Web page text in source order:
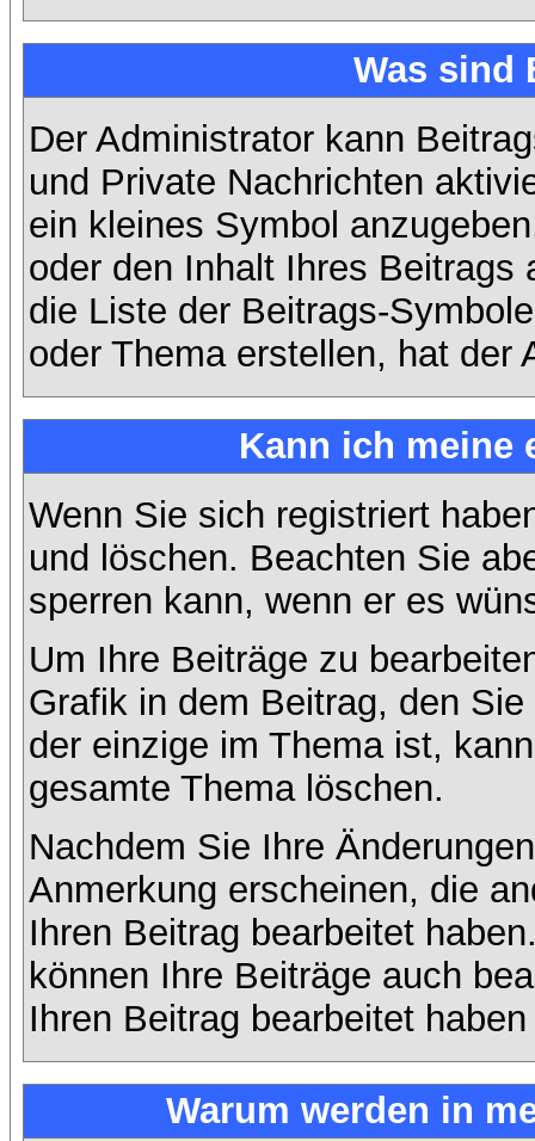
Was sind
Der Administrator kann
und Private Nachrichten
ein kleines Symbol
oder den Inhalt Ihres
die Liste der Beitrags-
oder Thema erstellen, hat der
Kann ich meine
Wenn Sie sich registriert
und löschen. Beachten Sie
sperren kann, wenn er es
Um Ihre Beiträge zu
Grafik in dem Beitrag, den
der einzige im Thema ist,
gesamte Thema löschen.
Nachdem Sie Ihre
Anmerkung erscheinen, die
Ihren Beitrag bearbeitet
können Ihre Beiträge auch
Ihren Beitrag bearbeitet
Warum werden in